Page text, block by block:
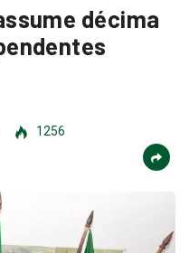
décima
1256